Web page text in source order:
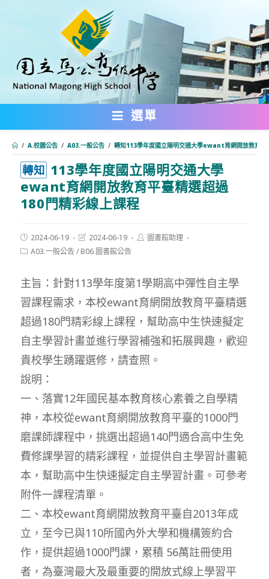
內
選單
/ A.校園公告 / A03.一般公告 / 轉知113學年度國立陽明交通大學ewant育網開放教育平
轉知 113學年度國立陽明交通大學
ewant育網開放教育平臺精選超過
180門精彩線上課程
Post
published:
2024-06-19
Post
modified:
2024-06-19
Post圖書館助理
PostA03.一般公告/ B06.圖書館公告
主旨：針對113學年度第1學期高中彈性自主學
習課程需求，本校ewant育網開放教育平臺精選
超過180門精彩線上課程，幫助高中生快速擬定
自主學習計畫並進行學習補強和拓展興趣，歡迎
貴校學生踴躍選修，請查照。
說明：
一、落實12年國民基本教育核心素養之自學精
神，本校從ewant育網開放教育平臺的1000門
磨課師課程中，挑選出超過140門適合高中生免
費修課學習的精彩課程，並提供自主學習計畫範
本，幫助高中生快速擬定自主學習計畫。可參考
附件一課程清單。
二、本校ewant育網開放教育平臺自2013年成
立，至今已與110所國內外大學和機構簽約合
作，提供超過1000門課，累積 56萬註冊使用
者，為臺灣最大及最重要的開放式線上學習平